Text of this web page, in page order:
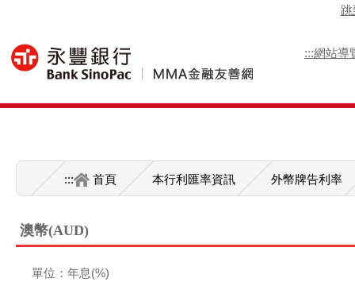
:::網站導
::: 首頁 本行利匯率資訊 外幣牌告利率
澳幣(AUD)
單位：年息(%)